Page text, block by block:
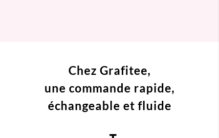
Chez Grafitee,
une commande rapide,
échangeable et fluide